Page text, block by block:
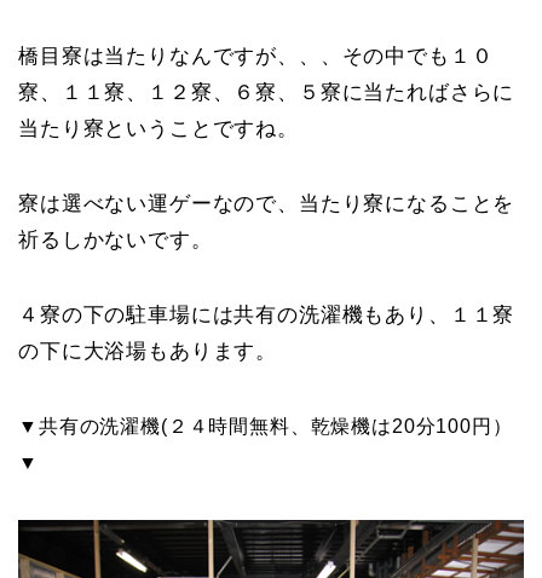
橋目寮は当たりなんですが、、、その中でも１０
寮、１１寮、１２寮、６寮、５寮に当たればさらに
当たり寮ということですね。
寮は選べない運ゲーなので、当たり寮になることを
祈るしかないです。
４寮の下の駐車場には共有の洗濯機もあり、１１寮
の下に大浴場もあります。
▼共有の洗濯機(２４時間無料、乾燥機は20分100円）
▼